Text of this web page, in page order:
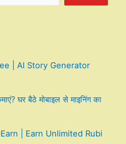
| AI Story Generator
घर बैठे मोबाइल से माइनिंग का
| Earn Unlimited Rubi